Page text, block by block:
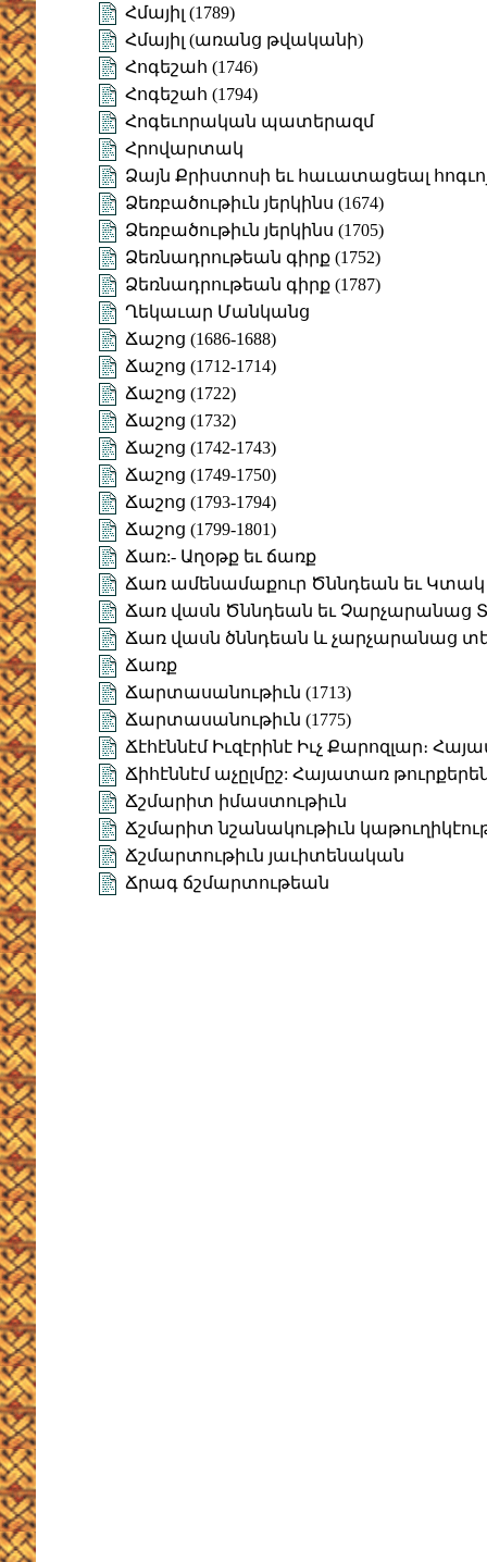
Հմայիլ (1789)
Հմայիլ (առանց թվականի)
Հոգեշահ (1746)
Հոգեշահ (1794)
Հոգեւորական պատերազմ
Հրովարտակ
Ձայն Քրիստոսի եւ հաւատացեալ
Ձեռբածութիւն յերկինս (1674)
Ձեռբածութիւն յերկինս (1705)
Ձեռնադրութեան գիրք (1752)
Ձեռնադրութեան գիրք (1787)
Ղեկաւար Մանկանց
Ճաշոց (1686-1688)
Ճաշոց (1712-1714)
Ճաշոց (1722)
Ճաշոց (1732)
Ճաշոց (1742-1743)
Ճաշոց (1749-1750)
Ճաշոց (1793-1794)
Ճաշոց (1799-1801)
Ճառ:- Աղօթք եւ ճառք
Ճառ ամենամաքուր Ծննդեան եւ Կտակ
Ճառ վասն Ծննդեան եւ Չարչարանաց
Ճառ վասն ծննդեան և չարչարանաց
Ճառք
Ճարտասանութիւն (1713)
Ճարտասանութիւն (1775)
Ճէհէննէմ Իւզէրինէ Իւչ Քարոզլար։
Ճիհէննէմ աչըլմըշ: Հայատառ
Ճշմարիտ իմաստութիւն
Ճշմարիտ նշանակութիւն
Ճշմարտութիւն յաւիտենական
Ճրագ ճշմարտութեան